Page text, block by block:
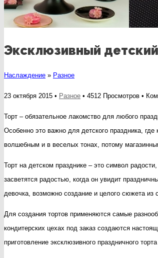
Эксклюзивный
Наслаждение » Разное
23 октября 2015 • Разное • 4512 Просмотров •
Торт – обязательное лакомство для любого
Особенно это важно для детского праздника,
волшебным и в веселых тонах, потому
Торт на детском празднике – это символ
засветятся радостью, когда он увидит
девочка, возможно создание и целого сюжета из
Для создания тортов применяются самые
кондитерских цехах под заказ создаются
приготовление эксклюзивного праздничного